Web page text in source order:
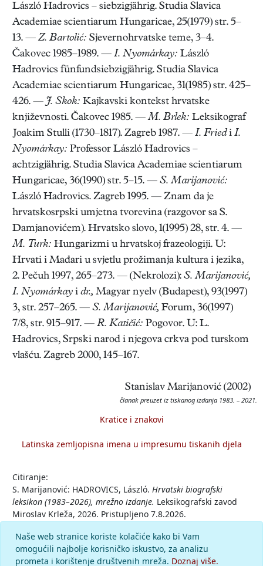
László Hadrovics – siebzigjährig. Studia Slavica
Academiae scientiarum Hungaricae, 25(1979) str. 5–
13. — Z. Bartolić: Sjevernohrvatske teme, 3–4.
Čakovec 1985–1989. — I. Nyomárkay: László
Hadrovics fünfundsiebzigjährig. Studia Slavica
Academiae scientiarum Hungaricae, 31(1985) str. 425–
426. — J. Skok: Kajkavski kontekst hrvatske
književnosti. Čakovec 1985. —M. Brlek: Leksikograf
Joakim Stulli (1730–1817). Zagreb 1987. — I. Friedi I.
Nyomárkay: Professor László Hadrovics –
achtzigjährig. Studia Slavica Academiae scientiarum
Hungaricae, 36(1990) str. 5–15. — S. Marijanović:
László Hadrovics. Zagreb 1995. — Znam da je
hrvatskosrpski umjetna tvorevina (razgovor sa S.
Damjanovićem). Hrvatsko slovo, 1(1995) 28, str. 4. —
M. Turk: Hungarizmi u hrvatskoj frazeologiji. U:
Hrvati i Mađari u svjetlu prožimanja kultura i jezika,
2. Pečuh 1997, 265–273. — (Nekrolozi): S. Marijanović,
I. Nyomárkay i dr., Magyar nyelv (Budapest), 93(1997)
3, str. 257–265. — S. Marijanović, Forum, 36(1997)
7/8, str. 915–917. — R. Katičić: Pogovor. U: L.
Hadrovics, Srpski narod i njegova crkva pod turskom
vlašću. Zagreb 2000, 145–167.
Stanislav Marijanović (2002)
članak preuzet iz tiskanog izdanja 1983. – 2021.
Kratice i znakovi
Latinska zemljopisna imena u impresumu tiskanih djela
Citiranje:
S. Marijanović: HADROVICS, László. Hrvatski biografski
leksikon (1983–2026), mrežno izdanje. Leksikografski zavod
Miroslav Krleža, 2026. Pristupljeno 7.8.2026.
Komentar
Naše web stranice koriste kolačiće kako bi Vam
omogućili najbolje korisničko iskustvo, za analizu
prometa i korištenje društvenih mreža. Doznaj više.